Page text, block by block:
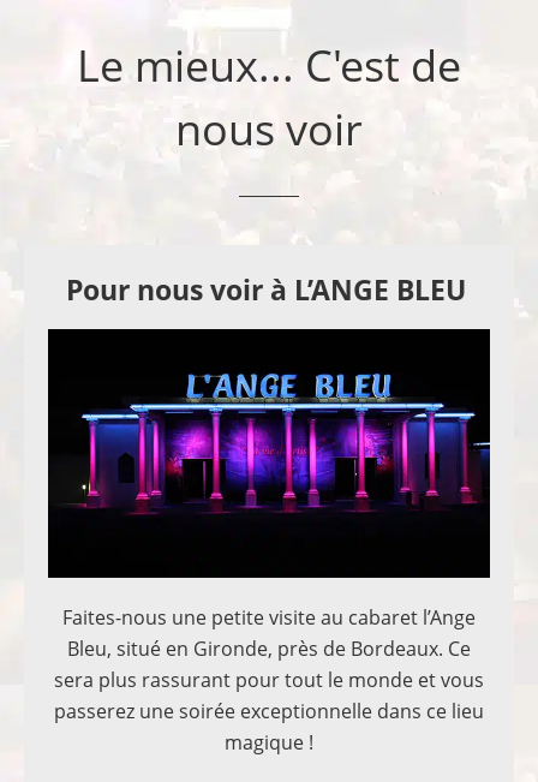
Le mieux... C'est de
nous voir
Pour nous voir à L’ANGE BLEU
Faites-nous une petite visite au cabaret l’Ange
Bleu, situé en Gironde, près de Bordeaux. Ce
sera plus rassurant pour tout le monde et vous
passerez une soirée exceptionnelle dans ce lieu
magique !